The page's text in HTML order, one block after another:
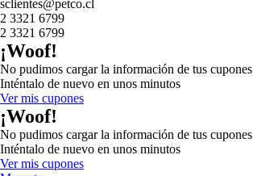
sclientes@petco.cl
2 3321 6799
2 3321 6799
¡Woof!
No pudimos cargar la información de tus cupones
Inténtalo de nuevo en unos minutos
Ver mis cupones
¡Woof!
No pudimos cargar la información de tus cupones
Inténtalo de nuevo en unos minutos
Ver mis cupones